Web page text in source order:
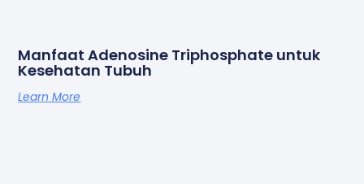
Manfaat Adenosine Triphosphate untuk
Kesehatan Tubuh
Learn More